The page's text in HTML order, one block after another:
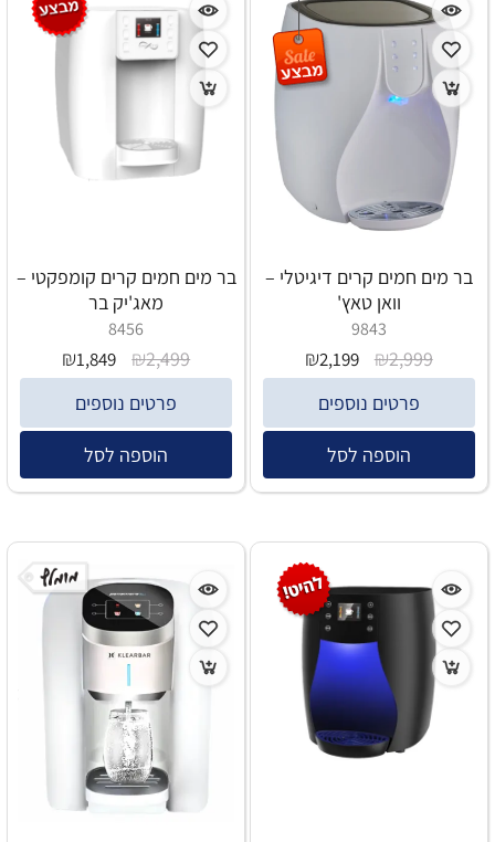
בר מים חמים קרים דיגיטלי –
וואן טאץ'
9843
₪2,999
₪2,199
פרטים נוספים
הוספה לסל
בר מים חמים קרים קומפקטי –
מאג'יק בר
8456
₪2,499
₪1,849
פרטים נוספים
הוספה לסל